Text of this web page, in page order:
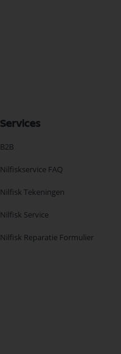
Services
B2B
Nilfiskservice FAQ
Nilfisk Tekeningen
Nilfisk Service
Nilfisk Reparatie Formulier